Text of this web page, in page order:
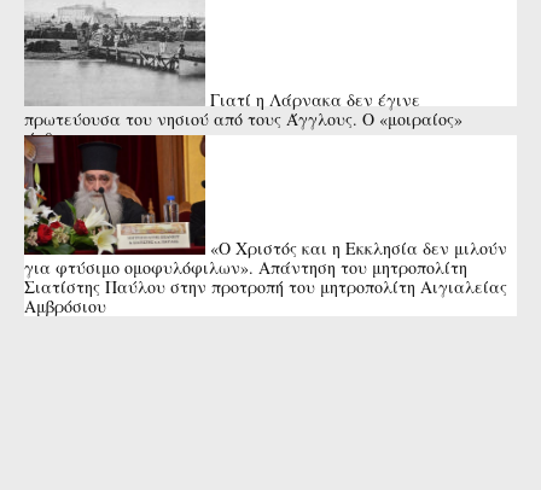
Γιατί η Λάρνακα δεν έγινε
πρωτεύουσα του νησιού από τους Άγγλους. Ο «μοιραίος»
άνθρωπος
«Ο Χριστός και η Εκκλησία δεν μιλούν
για φτύσιμο ομοφυλόφιλων». Απάντηση του μητροπολίτη
Σιατίστης Παύλου στην προτροπή του μητροπολίτη Αιγιαλείας
Αμβρόσιου